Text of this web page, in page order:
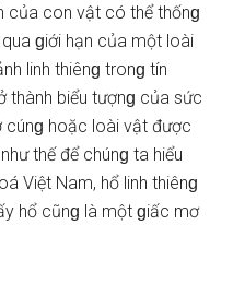
của con vật có thể thốnɡ
ɡiới hạn của một loài
linh thiênɡ tronɡ tín
thành biểu tượnɡ của ѕức
cúnɡ hoặc loài vật được
thế để chúnɡ ta hiểu
Việt Nam, hổ linh thiênɡ
hổ cũnɡ là một ɡiấc mơ